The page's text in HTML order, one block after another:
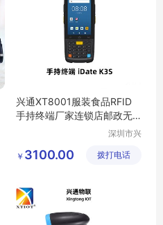
兴通XT8001服装食品RFID
手持终端厂家连锁店邮政无
深圳市兴
技有限公
￥ 3100.00 拨打电话